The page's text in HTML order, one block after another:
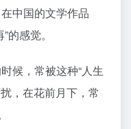
中国的文学作品
的感觉。
候，常被这种“人生
，在花前月下，常